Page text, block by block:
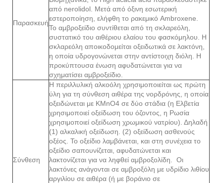
Παρασκευή
από nerolidol. Μετά από όξινη εσωτερική
εστεροποίηση, ελήφθη το ρακεμικό Ambroxene.
Το αμβροξείδιο συντίθεται από τη σκλαρεόλη,
συστατικό του αιθέριου ελαίου του φασκόμηλου. Η
σκλαρεόλη αποικοδομείται οξειδωτικά σε λακτόνη,
η οποία υδρογονώνεται στην αντίστοιχη διόλη. Η
προκύπτουσα ένωση αφυδατώνεται για να
σχηματίσει αμβροξείδιο.
Σύνθεση
Η περιλλυλική αλκοόλη χρησιμοποιείται ως πρώτη
ύλη για τη σύνθεση αιθέρα της νορδρόνης, η οποία
οξειδώνεται με KMnO4 σε δύο στάδια (η Ελβετία
χρησιμοποιεί οξείδωση του όζοντος, η Ρωσία
χρησιμοποιεί οξείδωση χρωμικού νατρίου). Δηλαδή
(1) αλκαλική οξείδωση. (2) οξείδωση ασθενούς
οξέος. Το οξείδιο λαμβάνεται, και στη συνέχεια το
οξείδιο σαπουνίζεται, αφυδατώνεται και
λακτονίζεται για να ληφθεί αμβροξολίδη. Οι
λακτόνες ανάγονται σε αμβροξόλη με υδρίδιο λιθίου
αργιλίου σε αιθέρα (ή με βοράνιο σε